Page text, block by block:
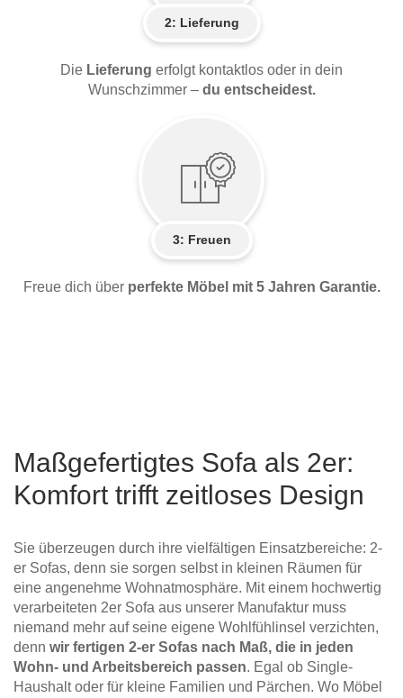
2: Lieferung
Die Lieferung erfolgt kontaktlos oder in dein
Wunschzimmer – du entscheidest.
3: Freuen
Freue dich über perfekte Möbel mit 5 Jahren Garantie.
Maßgefertigtes Sofa als 2er:
Komfort trifft zeitloses Design
Sie überzeugen durch ihre vielfältigen Einsatzbereiche: 2-
er Sofas, denn sie sorgen selbst in kleinen Räumen für
eine angenehme Wohnatmosphäre. Mit einem hochwertig
verarbeiteten 2er Sofa aus unserer Manufaktur muss
niemand mehr auf seine eigene Wohlfühlinsel verzichten,
denn wir fertigen 2-er Sofas nach Maß, die in jeden
Wohn- und Arbeitsbereich passen. Egal ob Single-
Haushalt oder für kleine Familien und Pärchen. Wo Möbel